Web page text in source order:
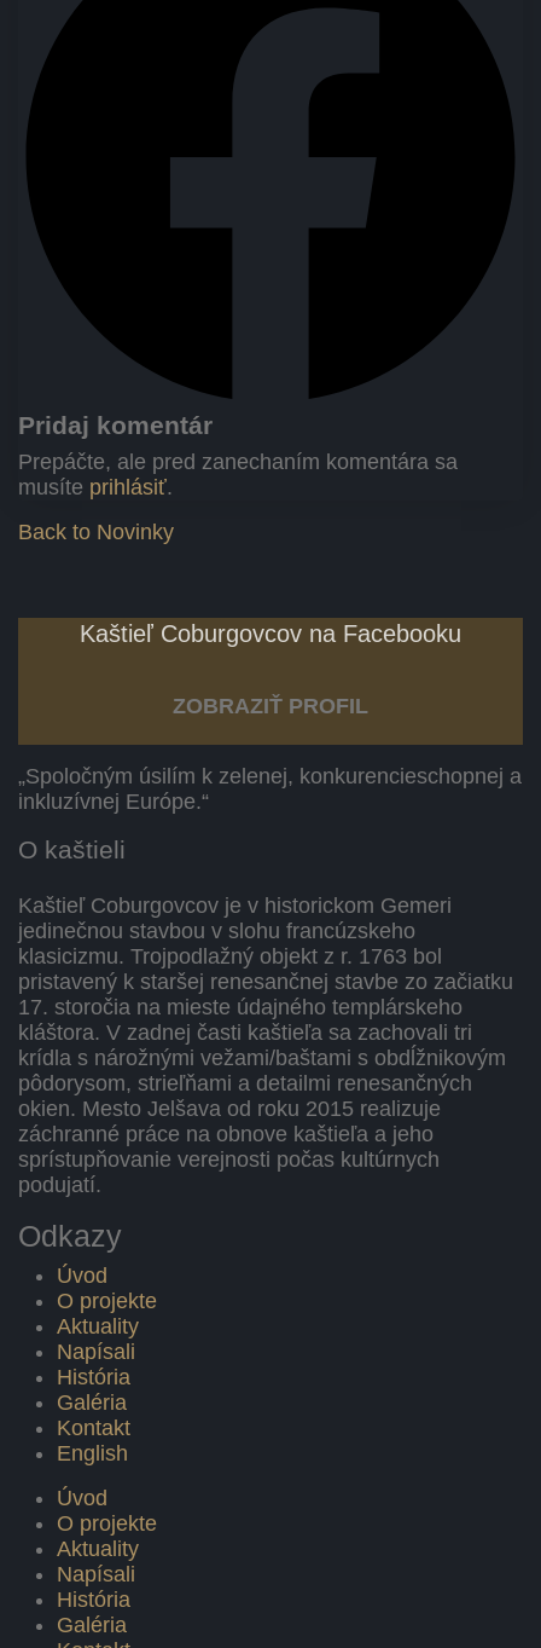
Pridaj komentár
Prepáčte, ale pred zanechaním komentára sa
musíte prihlásiť.
Back to Novinky
Kaštieľ Coburgovcov na Facebooku
ZOBRAZIŤ PROFIL
„Spoločným úsilím k zelenej, konkurencieschopnej a
inkluzívnej Európe.“
O kaštieli
Kaštieľ Coburgovcov je v historickom Gemeri
jedinečnou stavbou v slohu francúzskeho
klasicizmu. Trojpodlažný objekt z r. 1763 bol
pristavený k staršej renesančnej stavbe zo začiatku
17. storočia na mieste údajného templárskeho
kláštora. V zadnej časti kaštieľa sa zachovali tri
krídla s nárožnými vežami/baštami s obdĺžnikovým
pôdorysom, strieľňami a detailmi renesančných
okien. Mesto Jelšava od roku 2015 realizuje
záchranné práce na obnove kaštieľa a jeho
sprístupňovanie verejnosti počas kultúrnych
podujatí.
Odkazy
Úvod
O projekte
Aktuality
Napísali
História
Galéria
Kontakt
English
Úvod
O projekte
Aktuality
Napísali
História
Galéria